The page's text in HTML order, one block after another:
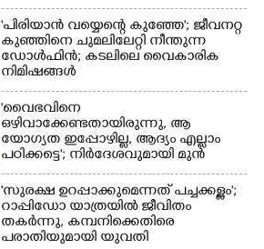
'പിരിയാൻ വയ്യെന്റെ കുഞ്ഞേ'; ജീവനറ്റ
കുഞ്ഞിനെ ചുമലിലേറ്റി നീന്തുന്ന
ഡോൾഫിൻ; കടലിലെ വൈകാരിക
നിമിഷങ്ങൾ
'വൈഭവിനെ
ഒഴിവാക്കേണ്ടതായിരുന്നു,​ ആ
യോഗ്യത ഇപ്പോഴില്ല, ആദ്യം എല്ലാം
പഠിക്കട്ടെ'; നിർദേശവുമായി മുൻ
ക്രിക്കറ്റ് താരം
'സുരക്ഷ ഉറപ്പാക്കുമെന്നത് പച്ചക്കള്ളം';
റാപ്പിഡോ യാത്രയിൽ ജീവിതം
തകർന്നു, കമ്പനിക്കെതിരെ
പരാതിയുമായി യുവതി
Share this link